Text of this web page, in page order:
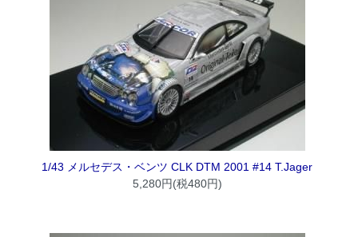
1/43 メルセデス・ベンツ CLK DTM 2001 #14 T.Jager
5,280円(税480円)